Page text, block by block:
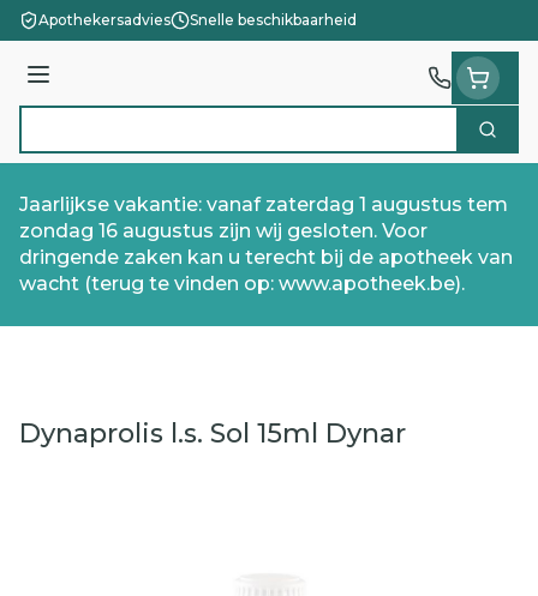
Ga naar de inhoud
Apothekersadvies Snelle beschikbaarheid
Menu
Zoek
Jaarlijkse vakantie: vanaf zaterdag 1 augustus tem
zondag 16 augustus zijn wij gesloten. Voor
dringende zaken kan u terecht bij de apotheek van
wacht (terug te vinden op: www.apotheek.be).
Dynaprolis l.s. Sol 15ml Dynar